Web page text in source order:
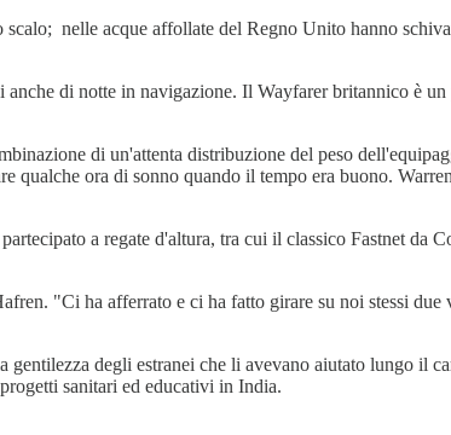
nelle acque affollate del Regno Unito hanno
di notte in navigazione. Il Wayfarer britannico è
di un'attenta distribuzione del peso
qualche ora di sonno quando il tempo era buono.
a regate d'altura, tra cui il classico Fastnet da
"Ci ha afferrato e ci ha fatto girare su noi stessi due
gentilezza degli estranei che li avevano aiutato lungo il
sanitari ed educativi in India.